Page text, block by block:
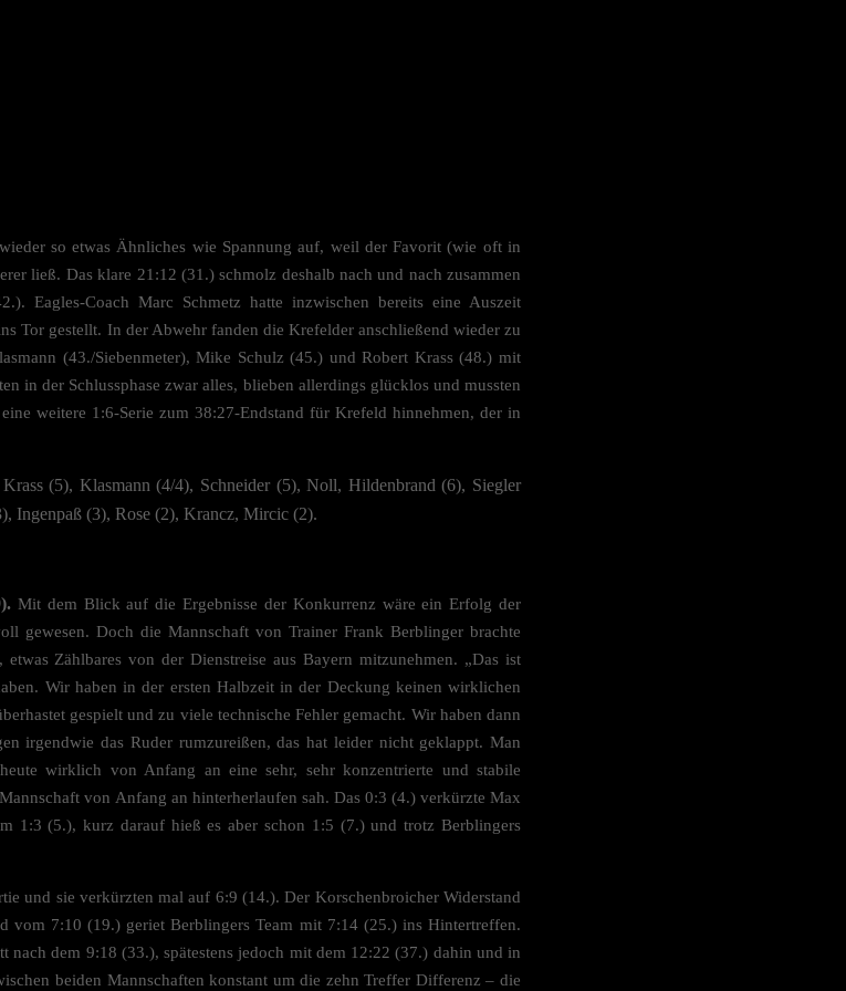
so etwas Ähnliches wie Spannung auf, weil der Favorit (wie oft in
ließ. Das klare 21:12 (31.) schmolz deshalb nach und nach zusammen
Eagles-Coach Marc Schmetz hatte inzwischen bereits eine Auszeit
Tor gestellt. In der Abwehr fanden die Krefelder anschließend wieder zu
(43./Siebenmeter), Mike Schulz (45.) und Robert Krass (48.) mit
in der Schlussphase zwar alles, blieben allerdings glücklos und mussten
weitere 1:6-Serie zum 38:27-Endstand für Krefeld hinnehmen, der in
(5), Klasmann (4/4), Schneider (5), Noll, Hildenbrand (6), Siegler
Ingenpaß (3), Rose (2), Krancz, Mircic (2).
Mit dem Blick auf die Ergebnisse der Konkurrenz wäre ein Erfolg der
gewesen. Doch die Mannschaft von Trainer Frank Berblinger brachte
Zählbares von der Dienstreise aus Bayern mitzunehmen. „Das ist
Wir haben in der ersten Halbzeit in der Deckung keinen wirklichen
gespielt und zu viele technische Fehler gemacht. Wir haben dann
irgendwie das Ruder rumzureißen, das hat leider nicht geklappt. Man
wirklich von Anfang an eine sehr, sehr konzentrierte und stabile
von Anfang an hinterherlaufen sah. Das 0:3 (4.) verkürzte Max
1:3 (5.), kurz darauf hieß es aber schon 1:5 (7.) und trotz Berblingers
und sie verkürzten mal auf 6:9 (14.). Der Korschenbroicher Widerstand
vom 7:10 (19.) geriet Berblingers Team mit 7:14 (25.) ins Hintertreffen.
nach dem 9:18 (33.), spätestens jedoch mit dem 12:22 (37.) dahin und in
beiden Mannschaften konstant um die zehn Treffer Differenz – die
Funktionen und sind für die einwandfreie Funktion der
Cookie-Informationen anzeigen